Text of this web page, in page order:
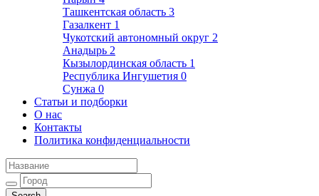
Ташкентская область 3
Газалкент 1
Чукотский автономный округ 2
Анадырь 2
Кызылординская область 1
Республика Ингушетия 0
Сунжа 0
Статьи и подборки
О нас
Контакты
Политика конфиденциальности